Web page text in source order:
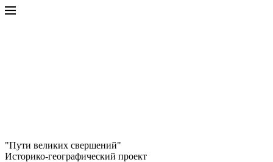
"Пути великих свершений"
Историко-географический проект